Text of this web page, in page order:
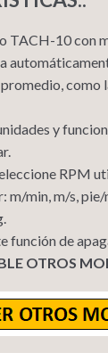
TACH-10 con
como
y
RPM
m/min, m/s, pie/
función de
OTROS